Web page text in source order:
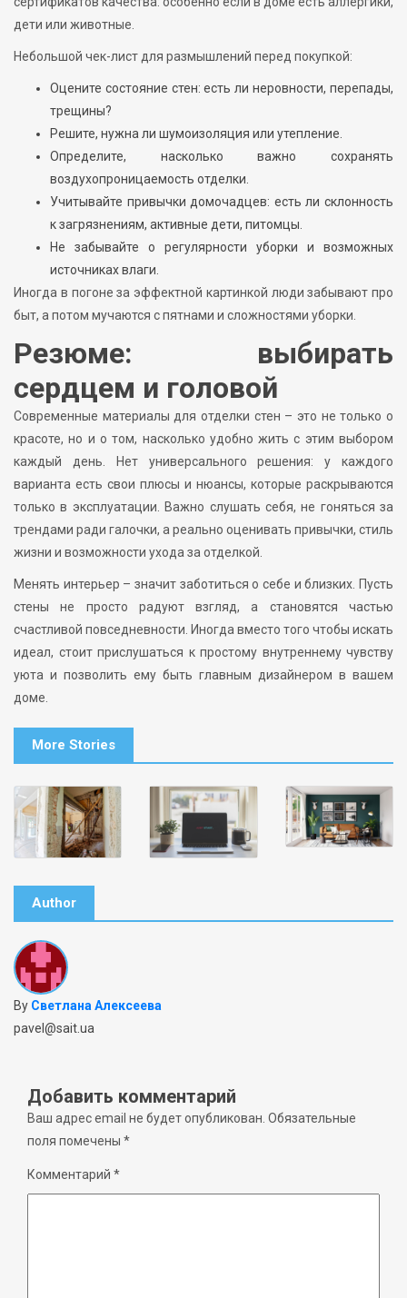
дети или животные.
Небольшой чек-лист для размышлений перед покупкой:
Оцените состояние стен: есть ли неровности, перепады,
трещины?
Решите, нужна ли шумоизоляция или утепление.
Определите, насколько важно сохранять
воздухопроницаемость отделки.
Учитывайте привычки домочадцев: есть ли склонность
к загрязнениям, активные дети, питомцы.
Не забывайте о регулярности уборки и возможных
источниках влаги.
Иногда в погоне за эффектной картинкой люди забывают про
быт, а потом мучаются с пятнами и сложностями уборки.
Резюме: выбирать
сердцем и головой
Современные материалы для отделки стен – это не только о
красоте, но и о том, насколько удобно жить с этим выбором
каждый день. Нет универсального решения: у каждого
варианта есть свои плюсы и нюансы, которые раскрываются
только в эксплуатации. Важно слушать себя, не гоняться за
трендами ради галочки, а реально оценивать привычки, стиль
жизни и возможности ухода за отделкой.
Менять интерьер – значит заботиться о себе и близких. Пусть
стены не просто радуют взгляд, а становятся частью
счастливой повседневности. Иногда вместо того чтобы искать
идеал, стоит прислушаться к простому внутреннему чувству
уюта и позволить ему быть главным дизайнером в вашем
доме.
More Stories
Author
By Светлана Алексеева
pavel@sait.ua
Добавить комментарий
Ваш адрес email не будет опубликован. Обязательные
поля помечены *
Комментарий *